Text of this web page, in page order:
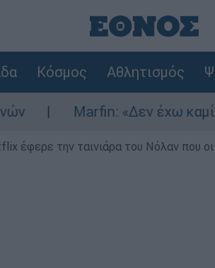
Κόσμος Αθλητισμός
Marfin: «Δεν έχω καμία σχέση
έφερε την ταινιάρα του Νόλαν που